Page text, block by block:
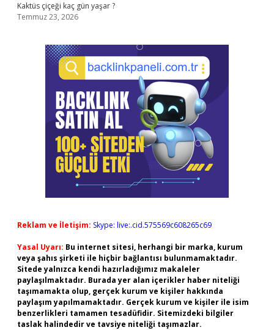
Kaktüs çiçeği kaç gün yaşar ?
Temmuz 23, 2026
Reklam ve İletişim: Skype: live:.cid.575569c608265c69
Yasal Uyarı: Bu internet sitesi, herhangi bir marka, kurum
veya şahıs şirketi ile hiçbir bağlantısı bulunmamaktadır.
Sitede yalnızca kendi hazırladığımız makaleler
paylaşılmaktadır. Burada yer alan içerikler haber niteliği
taşımamakta olup, gerçek kurum ve kişiler hakkında
paylaşım yapılmamaktadır. Gerçek kurum ve kişiler ile isim
benzerlikleri tamamen tesadüfidir. Sitemizdeki bilgiler
taslak halindedir ve tavsiye niteliği taşımazlar.